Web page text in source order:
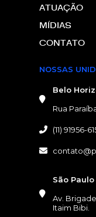
ATUAÇÃO
MÍDIAS
CONTATO
NOSSAS
Belo
Rua
(11) 91956-
São Paulo
Av.
Itaim Bibi.